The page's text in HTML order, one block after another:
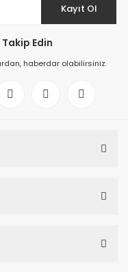
Kayıt Ol
Edin
haberdar olabilirsiniz.